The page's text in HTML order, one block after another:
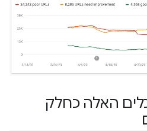
האלה כחלק